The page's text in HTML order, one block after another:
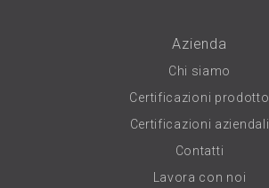
Azienda
Chi siamo
Certificazioni prodotto
Certificazioni aziendali
Contatti
Lavora con noi